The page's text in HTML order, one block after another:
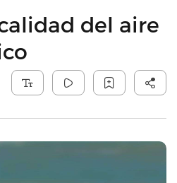
del aire